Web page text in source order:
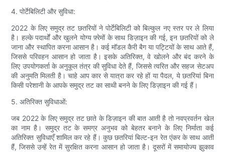
4. पोर्टेबिलिटी और सुविधा:
2022 के लिए समुद्र तट छतरियों ने पोर्टेबिलिटी को बिल्कुल नए स्तर पर ले लिया
है। हल्के पदार्थों और खुलने योग्य फ़्रेमों के साथ डिज़ाइन की गई, इन छतरियों को ले
जाना और स्थापित करना आसान है। कई मॉडल कैरी बैग या पट्टियों के साथ आते हैं,
जिससे परिवहन आसान हो जाता है। इसके अतिरिक्त, वे खोलने और बंद करने के
लिए उपयोगकर्ता के अनुकूल तंत्र की सुविधा देते हैं, जिससे त्वरित और सहज सेटअप
की अनुमति मिलती है। चाहे आप कार से यात्रा कर रहे हों या पैदल, ये छतरियां बिना
किसी परेशानी के आपके समुद्र तट का साथी बनने के लिए डिज़ाइन की गई हैं।
5. अतिरिक्त सुविधाओं:
जब 2022 के लिए समुद्र तट छाते के डिज़ाइन की बात आती है तो नवप्रवर्तन खेल
का नाम है। समुद्र तट के समग्र अनुभव को बेहतर बनाने के लिए निर्माता कई
अतिरिक्त सुविधाएँ शामिल कर रहे हैं। कुछ छतरियां बिल्ट-इन रेत एंकर के साथ आती
हैं, जिससे उन्हें रेत में सुरक्षित करना आसान हो जाता है। दूसरों में समायोज्य झुकाव